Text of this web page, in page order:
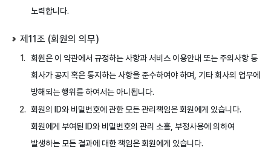
노력합니다.
제11조 (회원의 의무)
회원은 이 약관에서 규정하는 사항과 서비스 이용안내 또는 주의사항 등
회사가 공지 혹은 통지하는 사항을 준수하여야 하며, 기타 회사의 업무에
방해되는 행위를 하여서는 아니됩니다.
회원의 ID와 비밀번호에 관한 모든 관리책임은 회원에게 있습니다.
회원에게 부여된 ID와 비밀번호의 관리 소홀, 부정사용에 의하여
발생하는 모든 결과에 대한 책임은 회원에게 있습니다.